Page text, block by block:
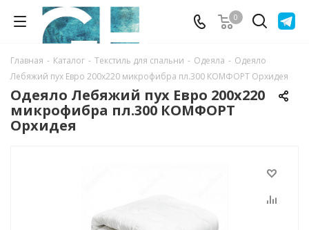
0
Главная - Каталог - Текстиль для спальни - Одеяла - Одеяло
Лебяжий пух Евро 200х220 микрофибра пл.300 КОМФОРТ Орхидея
Одеяло Лебяжий пух Евро 200х220
микрофибра пл.300 КОМФОРТ
Орхидея